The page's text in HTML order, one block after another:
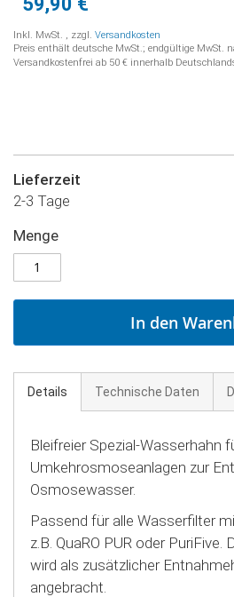
Inkl. MwSt. , zzgl. Versandkosten
Preis enthält deutsche MwSt.; endgültige MwSt.
Versandkostenfrei ab 50 € innerhalb
Lieferzeit
2-3 Tage
Menge
In den
Details Technische Daten
Bleifreier Spezial-Wasserhahn
Umkehrosmoseanlagen zur
Osmosewasser.
Passend für alle Wasserfilter
z.B. QuaRO PUR oder PuriFive.
wird als zusätzlicher
angebracht.